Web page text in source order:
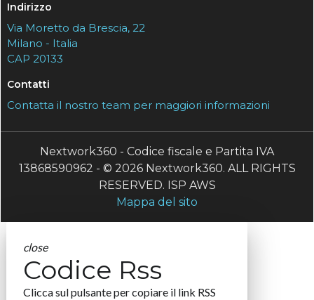
Indirizzo
Via Moretto da Brescia, 22
Milano - Italia
CAP 20133
Contatti
Contatta il nostro team per maggiori informazioni
Nextwork360 - Codice fiscale e Partita IVA
13868590962 - © 2026 Nextwork360. ALL RIGHTS
RESERVED. ISP AWS
Mappa del sito
close
Codice Rss
Clicca sul pulsante per copiare il link RSS